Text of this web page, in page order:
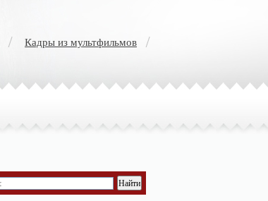
Кадры из мультфильмов